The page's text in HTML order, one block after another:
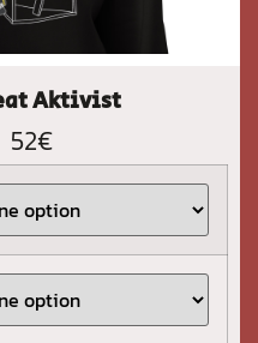
Aktivist
52€